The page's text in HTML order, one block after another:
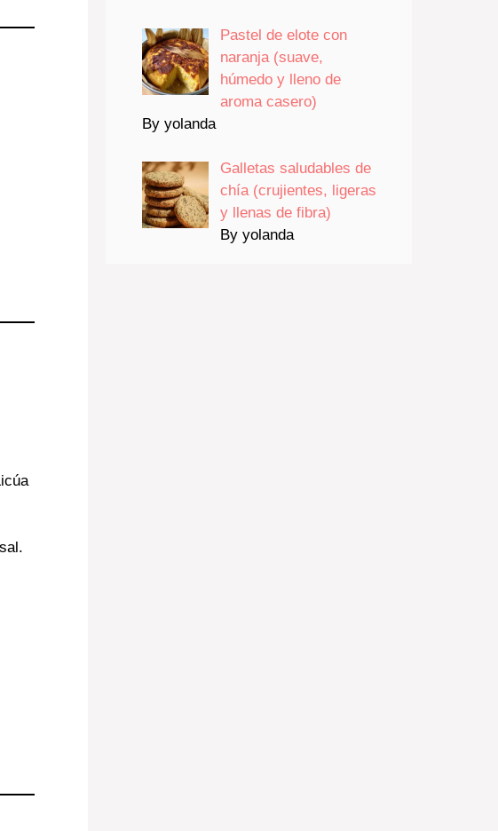
Pastel de elote con
naranja (suave,
húmedo y lleno de
aroma casero)
By yolanda
Galletas saludables de
chía (crujientes, ligeras
y llenas de fibra)
By yolanda